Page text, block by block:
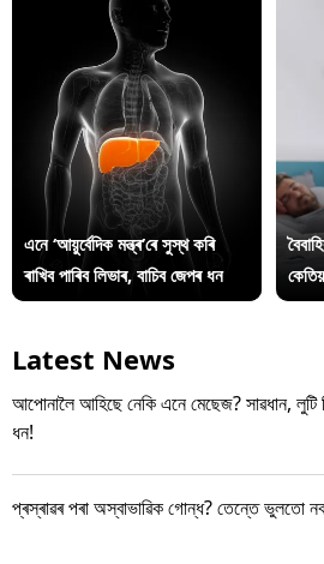
এনে ‘আয়ুৰ্বেদিক মন্ত্ৰ’ৰে সুস্থ কৰি
ৰাখিব পাৰিব লিভাৰ, বাচিব জেপৰ ধন
Latest News
আপোনালৈ আহিছে নেকি এনে মেছেজ? সাৱধান,
ধন!
প্ৰস্ৰাৱৰ পৰা অস্বাভাৱিক গোন্ধ? তেন্তে ভুলতো